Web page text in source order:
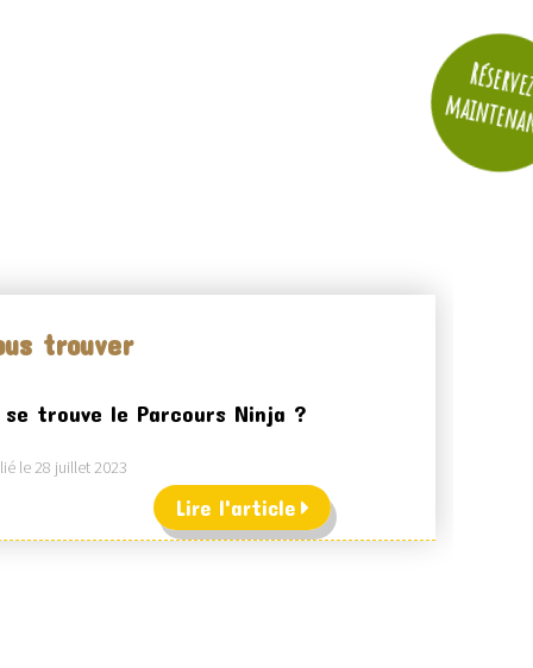
trouver
se trouve le Parcours Ninja ?
le 28 juillet 2023
Lire l'article